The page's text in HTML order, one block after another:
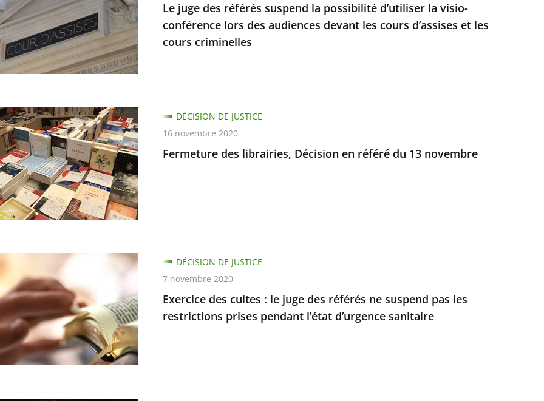
Le juge des référés suspend la possibilité d’utiliser la visio-
conférence lors des audiences devant les cours d’assises et les
cours criminelles
Fermeture des librairies, Décision en référé du 13 novembre
DÉCISION DE JUSTICE
16 novembre 2020
Exercice des cultes : le juge des référés ne suspend pas les
restrictions prises pendant l’état d’urgence sanitaire
DÉCISION DE JUSTICE
7 novembre 2020